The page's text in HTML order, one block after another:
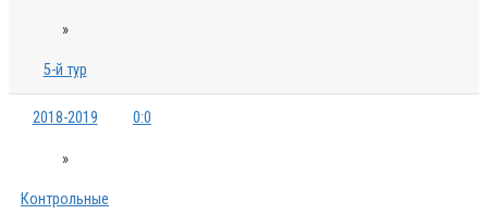
»
5-й тур
2018-2019
»
Контрольные
0:0